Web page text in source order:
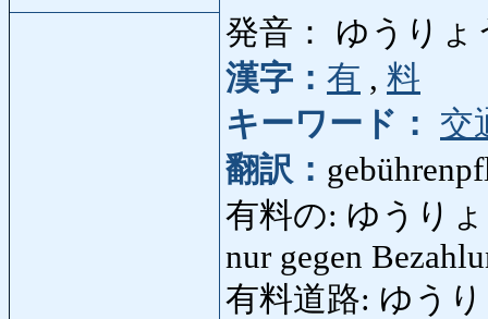
発音： ゆうりょ
漢字： 有 , 料
キーワード：
交
翻訳：
有料の: ゆうり
nur gegen
有料道路: ゆう